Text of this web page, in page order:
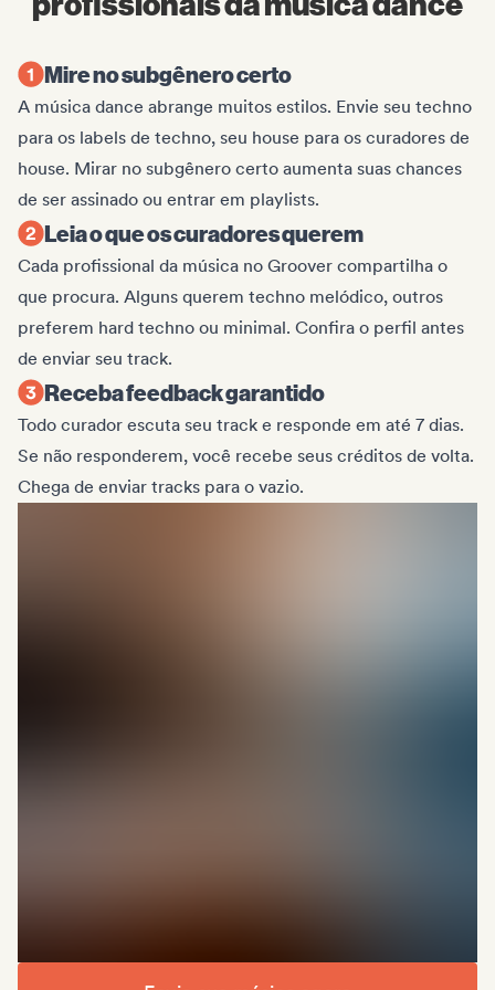
Mire no subgênero certo
A música dance abrange muitos estilos. Envie seu techno
para os labels de techno, seu house para os curadores de
house. Mirar no subgênero certo aumenta suas chances
de ser assinado ou entrar em playlists.
Leia o que os curadores querem
Cada profissional da música no Groover compartilha o
que procura. Alguns querem techno melódico, outros
preferem hard techno ou minimal. Confira o perfil antes
de enviar seu track.
Receba feedback garantido
Todo curador escuta seu track e responde em até 7 dias.
Se não responderem, você recebe seus créditos de volta.
Chega de enviar tracks para o vazio.